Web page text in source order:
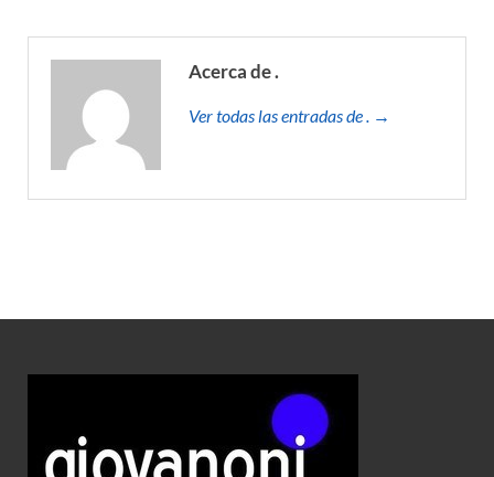
Acerca de .
Ver todas las entradas de . →